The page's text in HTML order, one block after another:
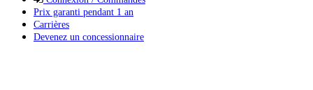
Prix garanti pendant 1 an
Carrières
Devenez un concessionnaire